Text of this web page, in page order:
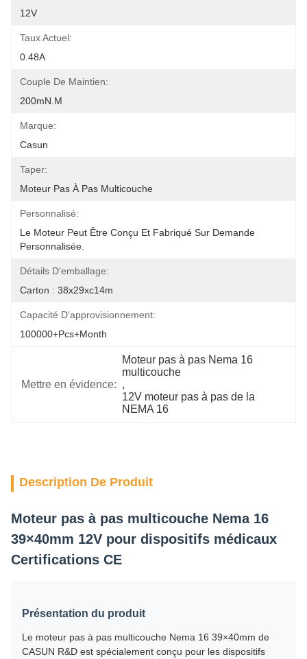
12V
Taux Actuel:
0.48A
Couple De Maintien:
200mN.m
Marque:
Casun
Taper:
Moteur Pas À Pas Multicouche
Personnalisé:
Le Moteur Peut Être Conçu Et Fabriqué Sur Demande
Personnalisée.
Détails D'emballage:
Carton : 38x29xc14m
Capacité D'approvisionnement:
100000+pcs+Month
Mettre en évidence:
Moteur pas à pas Nema 16
multicouche
,
12V moteur pas à pas de la
NEMA 16
Description De Produit
Moteur pas à pas multicouche Nema 16
39×40mm 12V pour dispositifs médicaux
Certifications CE
Présentation du produit
Le moteur pas à pas multicouche Nema 16 39×40mm de
CASUN R&D est spécialement conçu pour les dispositifs